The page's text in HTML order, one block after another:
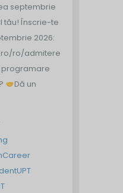
septembrie
tău! Înscrie-te
2026:
ro/admitere/
programare
Dă un